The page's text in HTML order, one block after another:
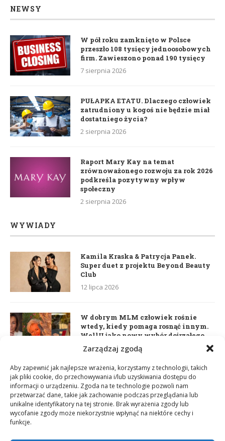
Zarządzaj zgodą
Aby zapewnić jak najlepsze wrażenia, korzystamy z technologii, takich
jak pliki cookie, do przechowywania i/lub uzyskiwania dostępu do
informacji o urządzeniu. Zgoda na te technologie pozwoli nam
przetwarzać dane, takie jak zachowanie podczas przeglądania lub
unikalne identyfikatory na tej stronie. Brak wyrażenia zgody lub
wycofanie zgody może niekorzystnie wpłynąć na niektóre cechy i
funkcje.
NEWSY
W pół roku zamknięto w Polsce
przeszło 108 tysięcy jednoosobowych
firm. Zawieszono ponad 190 tysięcy
7 sierpnia 2026
PUŁAPKA ETATU. Dlaczego człowiek
zatrudniony u kogoś nie będzie miał
dostatniego życia?
2 sierpnia 2026
Raport Mary Kay na temat
zrównoważonego rozwoju za rok 2026
podkreśla pozytywny wpływ
społeczny
2 sierpnia 2026
WYWIADY
Kamila Kraska & Patrycja Panek.
Super duet z projektu Beyond Beauty
Club
12 lipca 2026
W dobrym MLM człowiek rośnie
wtedy, kiedy pomaga rosnąć innym.
WellU jako nowy wybór dojrzałego
lidera
Daria Dudzik. Kocham Cię
17 kwietnia 2026